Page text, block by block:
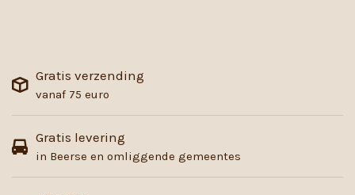
Gratis verzending
vanaf 75 euro
Gratis levering
in Beerse en omliggende gemeentes